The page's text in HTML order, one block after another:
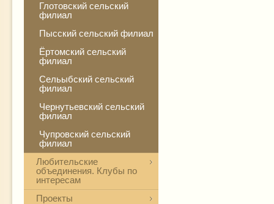
Глотовский сельский
филиал
Пысский сельский филиал
Ёртомский сельский
филиал
Сельыбский сельский
филиал
Чернутьевский сельский
филиал
Чупровский сельский
филиал
Любительские
объединения. Клубы по
интересам
Проекты